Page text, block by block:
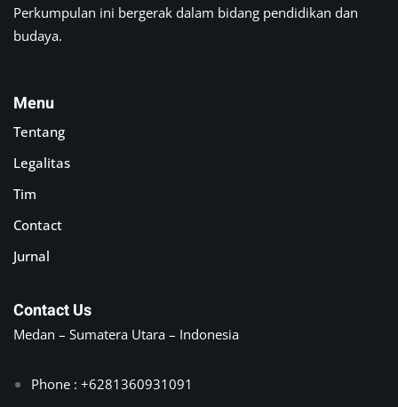
Perkumpulan ini bergerak dalam bidang pendidikan dan
budaya.
Menu
Tentang
Legalitas
Tim
Contact
Jurnal
Contact Us
Medan – Sumatera Utara – Indonesia
Phone : +6281360931091